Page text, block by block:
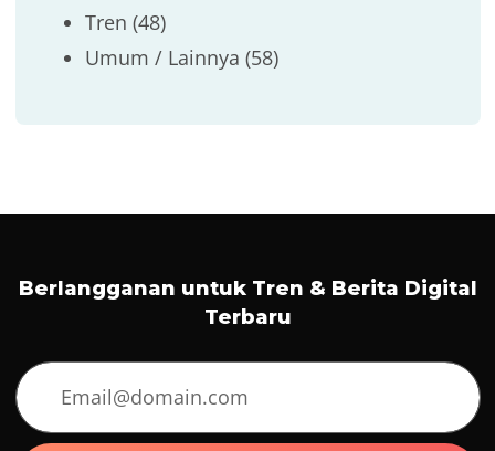
Tren (48)
Umum / Lainnya (58)
Berlangganan untuk Tren & Berita Digital
Terbaru